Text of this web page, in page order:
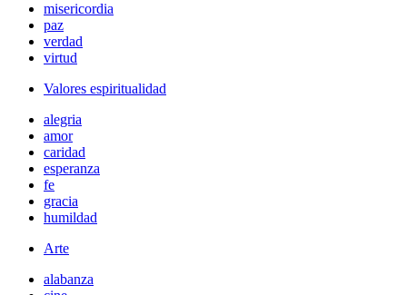
misericordia
paz
verdad
virtud
Valores espiritualidad
alegria
amor
caridad
esperanza
fe
gracia
humildad
Arte
alabanza